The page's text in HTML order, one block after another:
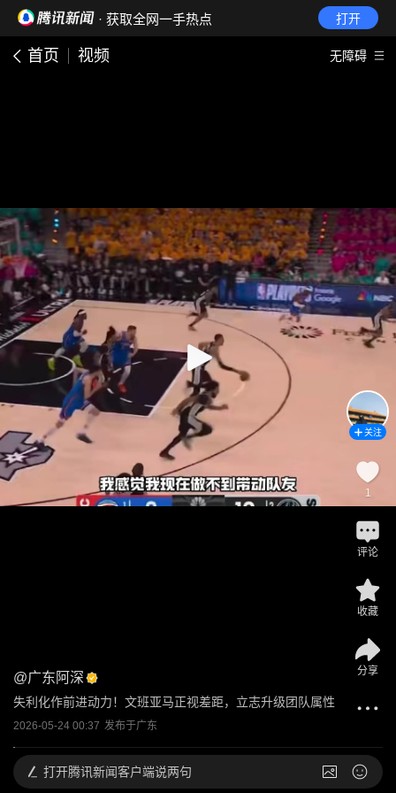
· 获取全网一手热点 打开
首页 视频 无障碍
@广东阿深
失利化作前进动力！文班亚马正视差距，立志升级团队属性
2026-05-24 00:37 发布于广东
关注
1
评论
收藏
分享
打开腾讯新闻客户端说两句